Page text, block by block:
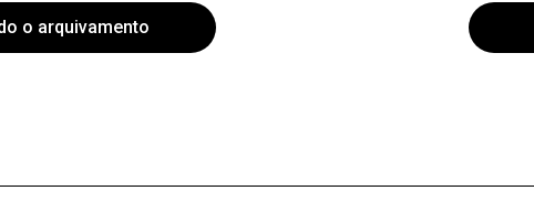
o arquivamento